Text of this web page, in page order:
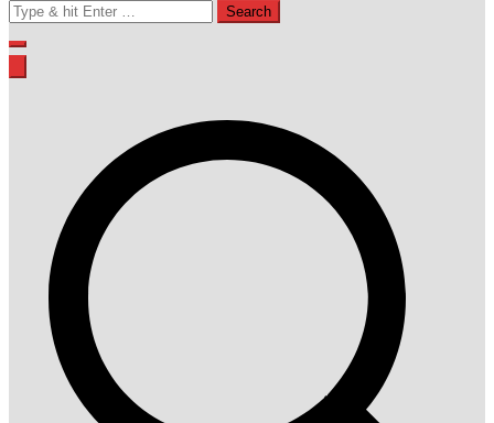
Search
for: